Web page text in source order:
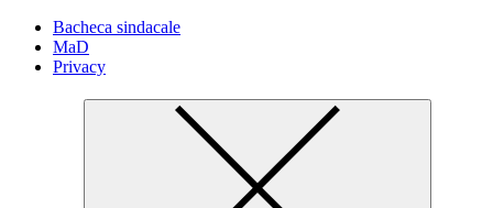
Bacheca sindacale
MaD
Privacy